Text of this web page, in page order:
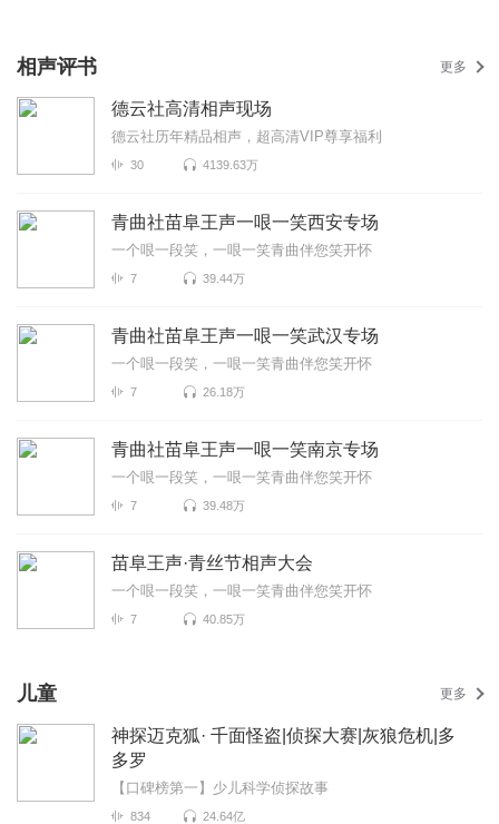
相声评书 更多
德云社高清相声现场
德云社历年精品相声，超高清VIP尊享福利
30 4139.63万
青曲社苗阜王声一哏一笑西安专场
一个哏一段笑，一哏一笑青曲伴您笑开怀
7 39.44万
青曲社苗阜王声一哏一笑武汉专场
一个哏一段笑，一哏一笑青曲伴您笑开怀
7 26.18万
青曲社苗阜王声一哏一笑南京专场
一个哏一段笑，一哏一笑青曲伴您笑开怀
7 39.48万
苗阜王声·青丝节相声大会
一个哏一段笑，一哏一笑青曲伴您笑开怀
7 40.85万
儿童 更多
神探迈克狐· 千面怪盗|侦探大赛|灰狼危机|多
多罗
【口碑榜第一】少儿科学侦探故事
834 24.64亿